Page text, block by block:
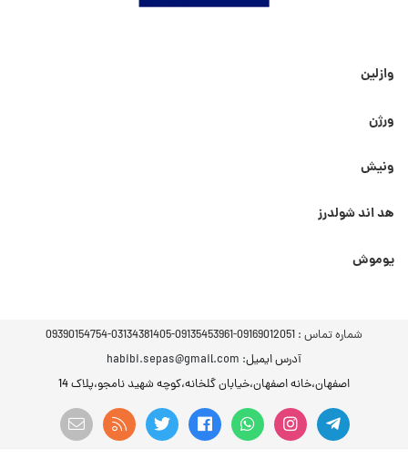
وازلین
ورژن
ونیش
هد اند شولدرز
یوموش
شماره تماس : 09169012051-09135453961-03134381405-09390154754
آدرس ایمیل: habibi.sepas@gmail.com
اصفهان،خانه اصفهان،خیابان گلخانه،کوچه شهید نامجو،پلاک 14